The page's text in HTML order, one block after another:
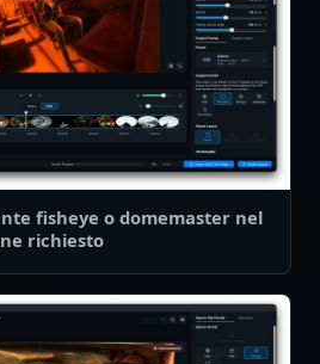
fisheye o domemaster nel
richiesto